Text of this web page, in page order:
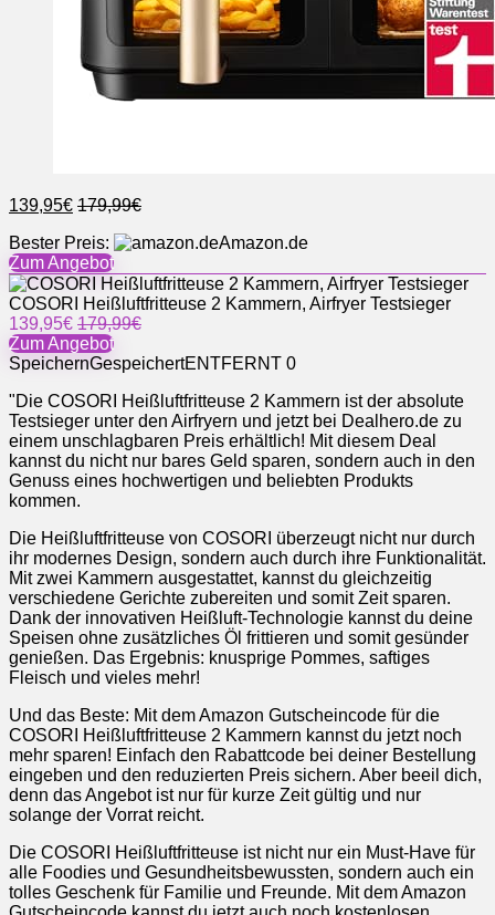
139,95€ 179,99€
Bester Preis:
Amazon.de
Zum Angebot
COSORI Heißluftfritteuse 2 Kammern, Airfryer Testsieger
139,95€ 179,99€
Zum Angebot
SpeichernGespeichertENTFERNT 0
"Die COSORI Heißluftfritteuse 2 Kammern ist der absolute
Testsieger unter den Airfryern und jetzt bei Dealhero.de zu
einem unschlagbaren Preis erhältlich! Mit diesem Deal
kannst du nicht nur bares Geld sparen, sondern auch in den
Genuss eines hochwertigen und beliebten Produkts
kommen.
Die Heißluftfritteuse von COSORI überzeugt nicht nur durch
ihr modernes Design, sondern auch durch ihre Funktionalität.
Mit zwei Kammern ausgestattet, kannst du gleichzeitig
verschiedene Gerichte zubereiten und somit Zeit sparen.
Dank der innovativen Heißluft-Technologie kannst du deine
Speisen ohne zusätzliches Öl frittieren und somit gesünder
genießen. Das Ergebnis: knusprige Pommes, saftiges
Fleisch und vieles mehr!
Und das Beste: Mit dem Amazon Gutscheincode für die
COSORI Heißluftfritteuse 2 Kammern kannst du jetzt noch
mehr sparen! Einfach den Rabattcode bei deiner Bestellung
eingeben und den reduzierten Preis sichern. Aber beeil dich,
denn das Angebot ist nur für kurze Zeit gültig und nur
solange der Vorrat reicht.
Die COSORI Heißluftfritteuse ist nicht nur ein Must-Have für
alle Foodies und Gesundheitsbewussten, sondern auch ein
tolles Geschenk für Familie und Freunde. Mit dem Amazon